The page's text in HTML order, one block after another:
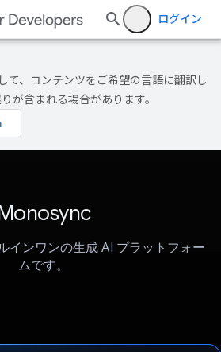
ログイン
て、コンテンツをご希望の言語に翻訳し
が含まれる場合があります。
インワンの生成 AI プラットフォー
ムです。